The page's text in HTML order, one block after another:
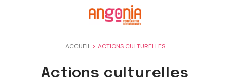
ACCUEIL> ACTIONS CULTURELLES
Actions culturelles